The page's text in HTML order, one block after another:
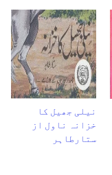
نیلی جھیل کا
خزانہ ناول از
ستارطاہر